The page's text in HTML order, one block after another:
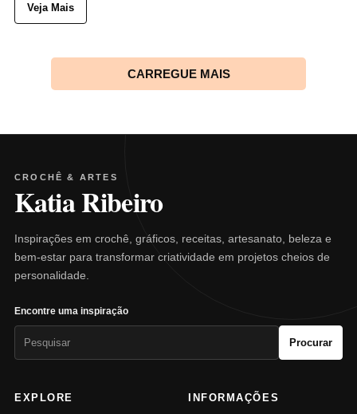
Veja Mais
CARREGUE MAIS
CROCHÊ & ARTES
Katia Ribeiro
Inspirações em crochê, gráficos, receitas, artesanato, beleza e
bem-estar para transformar criatividade em projetos cheios de
personalidade.
Encontre uma inspiração
Procurar
EXPLORE INFORMAÇÕES